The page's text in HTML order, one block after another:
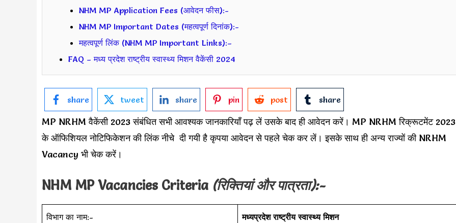
NHM MP Application Fees (आवेदन फीस):-
NHM MP Important Dates (महत्वपूर्ण दिनांक):-
महत्वपूर्ण लिंक (NHM MP Important Links):–
FAQ – मध्य प्रदेश राष्ट्रीय स्वास्थ्य मिशन वैकेंसी 2024
share tweet share pin post share
MP NRHM वैकेंसी 2023 संबंधित सभी आवश्यक जानकारियाँ पढ़ लें उसके बाद ही आवेदन करें। MP NRHM रिक्रूटमेंट 2023
के ऑफिशियल नोटिफिकेशन की लिंक नीचे दी गयी है कृपया आवेदन से पहले चेक कर लें। इसके साथ ही अन्य राज्यों की NRHM
Vacancy भी चेक करें।
NHM MP Vacancies Criteria (रिक्तियां और पात्रता):-
विभाग का नाम:- मध्यप्रदेश राष्ट्रीय स्वास्थ्य मिशन